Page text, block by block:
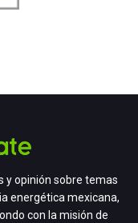
y opinión sobre temas
energética mexicana,
con la misión de